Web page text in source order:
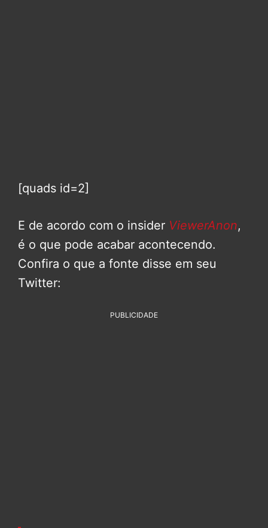
[quads id=2]
E de acordo com o insider ViewerAnon,
é o que pode acabar acontecendo.
Confira o que a fonte disse em seu
Twitter:
PUBLICIDADE